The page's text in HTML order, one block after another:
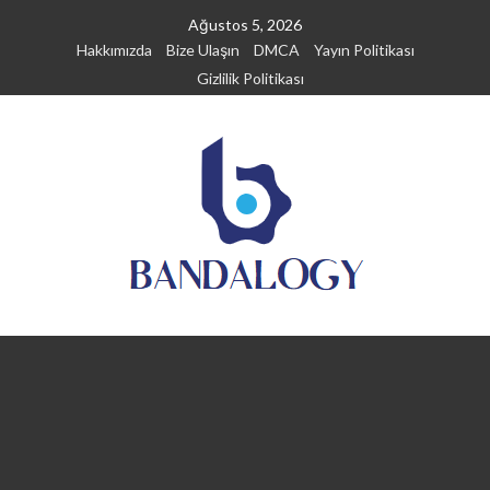
Ağustos 5, 2026
Hakkımızda
Bize Ulaşın DMCA
Yayın Politikası
Gizlilik Politikası